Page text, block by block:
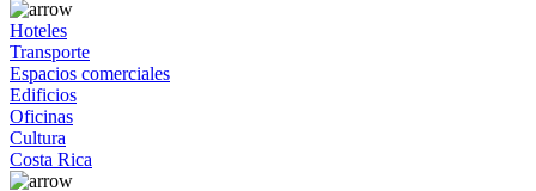
Hoteles
Transporte
Espacios comerciales
Edificios
Oficinas
Cultura
Costa Rica